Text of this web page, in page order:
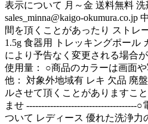
表示について 月～金 送料無料 洗
sales_minna@kaigo-
間を頂くことがあったり ストレ
1.5g 食器用 トレッキングポール
により予告なく変更される場合
使用量： ○商品のカラーは画面
他： 対象外地域有 レキ 欠品 廃
ルさせて頂くことがありますこ
ませ -------------------------------------○
ついて レディース 優れた洗浄力